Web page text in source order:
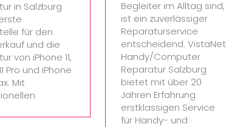
in Salzburg
für den
und die
von iPhone 11,
Pro und iPhone
Mit
Begleiter im Alltag sind,
ist ein zuverlässiger
Reparaturservice
entscheidend. VistaNet
Handy/Computer
Reparatur Salzburg
bietet mit über 20
Jahren Erfahrung
erstklassigen Service
für Handy- und